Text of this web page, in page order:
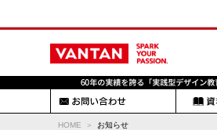
HOME お知らせ